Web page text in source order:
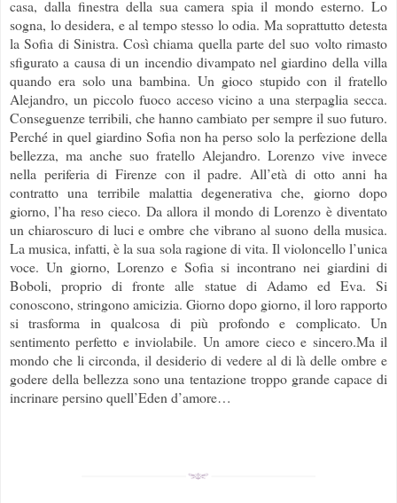
casa, dalla finestra della sua camera spia il mondo esterno. Lo
sogna, lo desidera, e al tempo stesso lo odia. Ma soprattutto detesta
la Sofia di Sinistra. Così chiama quella parte del suo volto rimasto
sfigurato a causa di un incendio divampato nel giardino della villa
quando era solo una bambina. Un gioco stupido con il fratello
Alejandro, un piccolo fuoco acceso vicino a una sterpaglia secca.
Conseguenze terribili, che hanno cambiato per sempre il suo futuro.
Perché in quel giardino Sofia non ha perso solo la perfezione della
bellezza, ma anche suo fratello Alejandro. Lorenzo vive invece
nella periferia di Firenze con il padre. All’età di otto anni ha
contratto una terribile malattia degenerativa che, giorno dopo
giorno, l’ha reso cieco. Da allora il mondo di Lorenzo è diventato
un chiaroscuro di luci e ombre che vibrano al suono della musica.
La musica, infatti, è la sua sola ragione di vita. Il violoncello l’unica
voce. Un giorno, Lorenzo e Sofia si incontrano nei giardini di
Boboli, proprio di fronte alle statue di Adamo ed Eva. Si
conoscono, stringono amicizia. Giorno dopo giorno, il loro rapporto
si trasforma in qualcosa di più profondo e complicato. Un
sentimento perfetto e inviolabile. Un amore cieco e sincero.Ma il
mondo che li circonda, il desiderio di vedere al di là delle ombre e
godere della bellezza sono una tentazione troppo grande capace di
incrinare persino quell’Eden d’amore…